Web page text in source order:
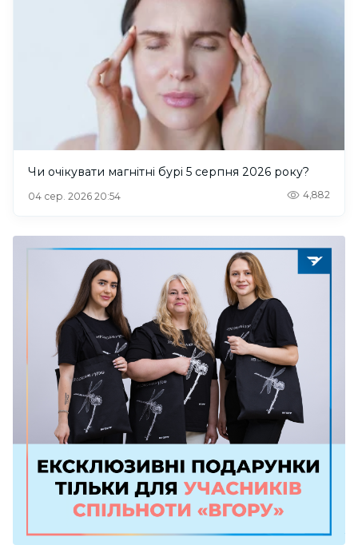
Чи очікувати магнітні бурі 5 серпня 2026 року?
04 сер. 2026 20:54 4,882